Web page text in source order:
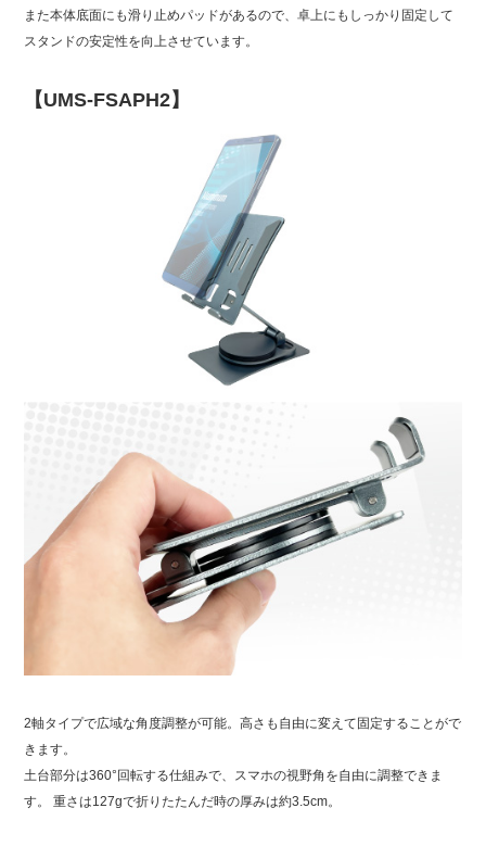
また本体底面にも滑り止めパッドがあるので、卓上にもしっかり固定して
スタンドの安定性を向上させています。
【UMS-FSAPH2】
2軸タイプで広域な角度調整が可能。高さも自由に変えて固定することがで
きます。
土台部分は360°回転する仕組みで、スマホの視野角を自由に調整できま
す。 重さは127gで折りたたんだ時の厚みは約3.5cm。